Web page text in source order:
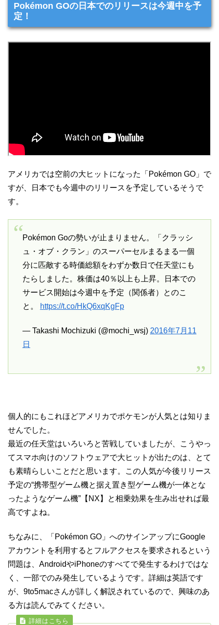
Pokémon GOの日本でのリリースは今週中を予
定！
アメリカでは空前の大ヒットになった「Pokémon GO」で
すが、日本でも今週中のリリースを予定しているそうで
す。
Pokémon Goの勢いが止まりません。「クラッシ
ュ・オブ・クラン」のスーパーセルまるまる一個
分に匹敵する時価総額をわずか数日で任天堂にも
たらしました。株価は40％以上も上昇。日本での
サービス開始は今週中を予定（関係者）とのこ
と。
https://t.co/HkQ6xqKgFp
— Takashi Mochizuki (@mochi_wsj) 2016年7月11
日
個人的にもこれほどアメリカでポケモンが人気とは知りま
せんでした。
最近の任天堂はいろいろと苦戦していましたが、こうやっ
てスマホ向けのソフトウェアで大ヒットが出たのは、とて
も素晴らしいことだと思います。この人気が今後リリース
予定の“携帯型ゲーム機と据え置き型ゲーム機が一体とな
ったようなゲーム機”【NX】と相乗効果を生み出せれば最
高ですよね。
ちなみに、「Pokémon GO」へのサインアップにGoogle
アカウントを利用するとフルアクセスを要求されるという
問題は、AndroidやiPhoneのすべてで発生するわけではな
く、一部でのみ発生しているようです。詳細は英語です
が、9to5macさんが詳しく解説されているので、興味のあ
る方は読んでみてください。